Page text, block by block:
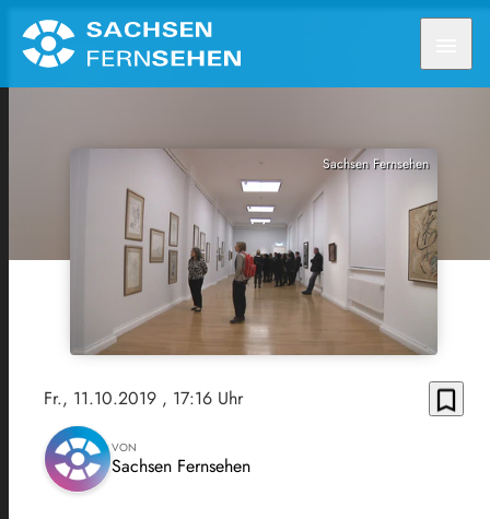
Sachsen Fernsehen
Fr., 11.10.2019 , 17:16 Uhr bookmark_border
VON
Sachsen Fernsehen